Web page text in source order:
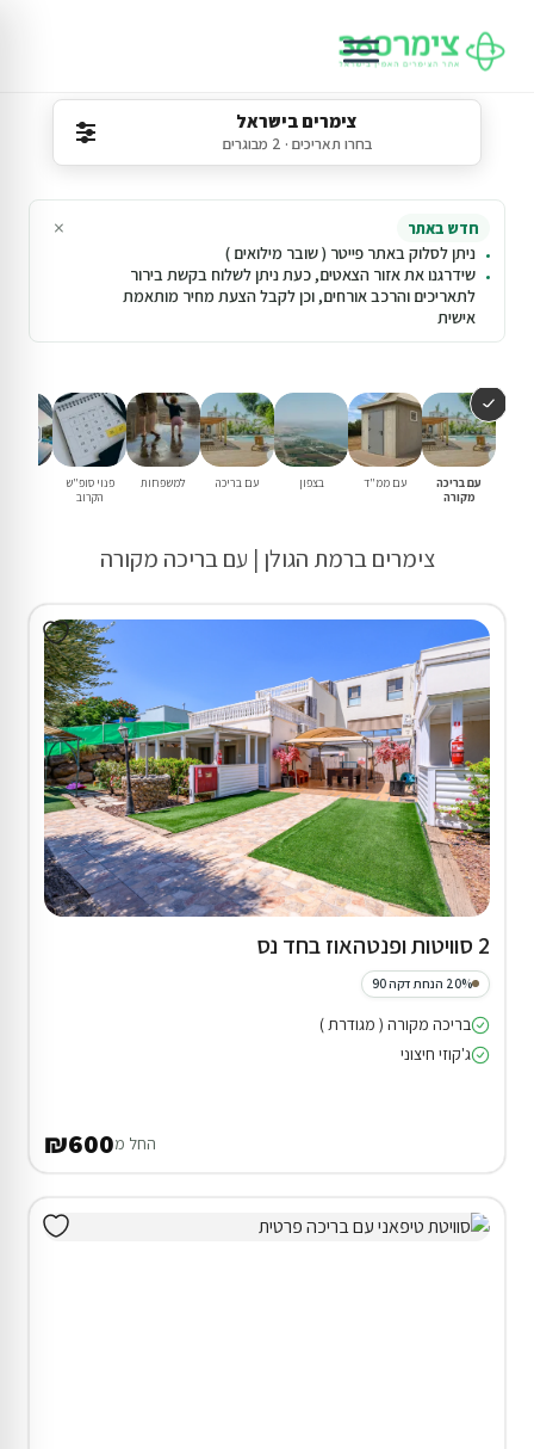
צימרים בישראל
בחרו תאריכים · 2 מבוגרים
חדש באתר
ניתן לסלוק באתר פייטר ( שובר מילואים )
שידרגנו את אזור הצאטים, כעת ניתן לשלוח בקשת בירור
לתאריכים והרכב אורחים, וכן לקבל הצעת מחיר מותאמת
אישית
×
עם בריכה
מקורה
עם ממ"ד בצפון עם בריכה למשפחות
פנוי סופ"ש
הקרוב
צימרים ברמת הגולן | עם בריכה מקורה
2 סוויטות ופנטהאוז בחד נס
20% הנחת דקה 90
בריכה מקורה ( מגודרת )
ג'קוזי חיצוני
החל מ₪600